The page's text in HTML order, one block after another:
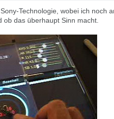
Technologie, wobei ich noch
ob das überhaupt Sinn macht.